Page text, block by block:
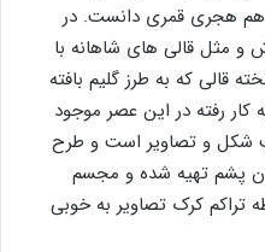
دهم هجری قمری دانست. در
و مثل قالی های شاهانه با
قالی که به طرز گلیم بافته
رفته در این عصر موجود
شکل و تصاویر است و طرح
پشم تهیه شده و مجسم
کرک تصاویر به خوبی